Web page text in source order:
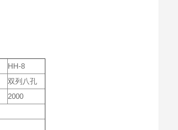
HH-8
双列八孔
2000